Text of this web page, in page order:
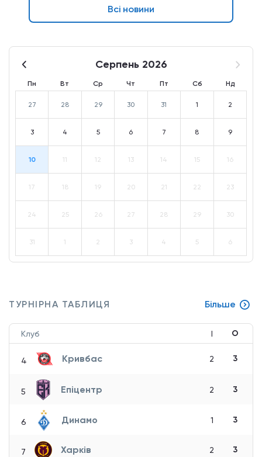
Всі новини
Серпень 2026
Пн Вт Ср Чт Пт Сб Нд
27 28 29 30 31 1 2
3 4 5 6 7 8 9
10 11 12 13 14 15 16
17 18 19 20 21 22 23
24 25 26 27 28 29 30
31 1 2 3 4 5 6
ТУРНІРНА ТАБЛИЦЯ Більше
Клуб І О
4 Кривбас 2 3
5 Епіцентр 2 3
6 Динамо 1 3
7 Харків 2 3